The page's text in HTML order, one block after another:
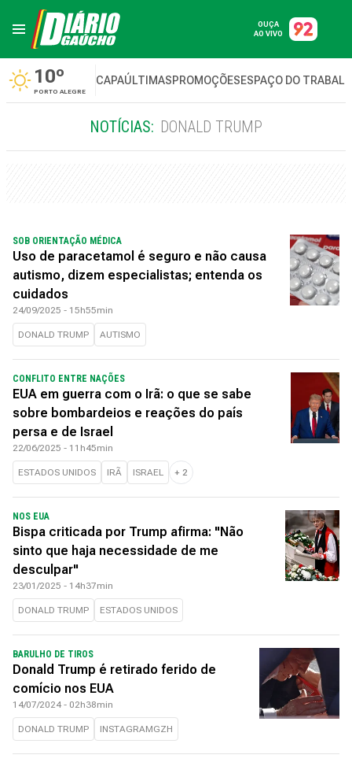
OUÇA
AO VIVO
10º
PORTO ALEGRE
CAPAÚLTIMASPROMOÇÕESESPAÇO DO
NOTÍCIAS: DONALD TRUMP
SOB ORIENTAÇÃO MÉDICA
Uso de paracetamol é seguro e não causa
autismo, dizem especialistas; entenda os
cuidados
24/09/2025 - 15h55min
DONALD TRUMP AUTISMO
CONFLITO ENTRE NAÇÕES
EUA em guerra com o Irã: o que se sabe
sobre bombardeios e reações do país
persa e de Israel
22/06/2025 - 11h45min
ESTADOS UNIDOS IRÃ ISRAEL + 2
NOS EUA
Bispa criticada por Trump afirma: "Não
sinto que haja necessidade de me
desculpar"
23/01/2025 - 14h37min
DONALD TRUMP ESTADOS UNIDOS
BARULHO DE TIROS
Donald Trump é retirado ferido de
comício nos EUA
14/07/2024 - 02h38min
DONALD TRUMP INSTAGRAMGZH